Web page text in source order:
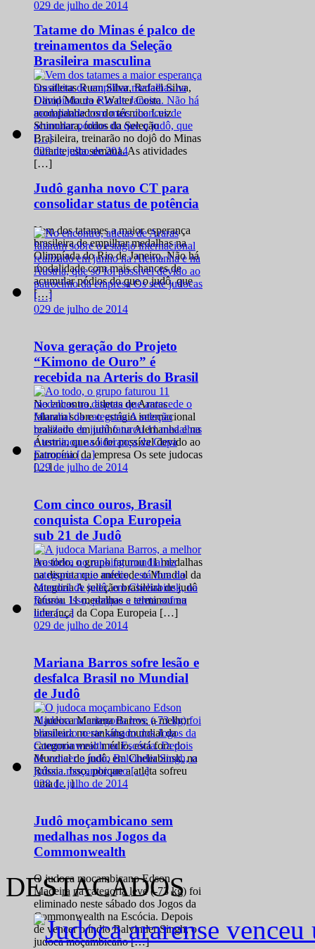
029 de julho de 2014
Tatame do Minas é palco de
treinamentos da Seleção
Brasileira masculina
Os atletas Ruan Silva, Rafael Silva,
David Moura e Walter Costa
acompanhados do técnico Luiz
Shinohara, todos da Seleção
Brasileira, treinarão no dojô do Minas
durante esta semana. As atividades
[…]
029 de julho de 2014
Judô ganha novo CT para
consolidar status de potência
Vem dos tatames a maior esperança
brasileira de empilhar medalhas na
Olimpíada do Rio de Janeiro. Não há
modalidade com mais chances de
acumular pódios do que o judô, que
[…]
029 de julho de 2014
Nova geração do Projeto
“Kimono de Ouro” é
recebida na Arteris do Brasil
No encontro, atletas de Araras
falaram sobre o estágio internacional
realizado em junho na Alemanha e na
Áustria, que só foi possível devido ao
patrocínio da empresa Os sete judocas
[…]
029 de julho de 2014
Com cinco ouros, Brasil
conquista Copa Europeia
sub 21 de Judô
Ao todo, o grupo faturou 11 medalhas
na disputa que antecede o Mundial da
categoria A seleção brasileira de judô
faturou 11 medalhas e terminou na
liderança da Copa Europeia […]
029 de julho de 2014
Mariana Barros sofre lesão e
desfalca Brasil no Mundial
de Judô
A judoca Mariana Barros, a melhor
brasileira no ranking mundial da
categoria meio médio, está fora do
Mundial de judô, em Cheliabinsk, na
Rússia. Isso, porque a atleta sofreu
uma […]
028 de julho de 2014
Judô moçambicano sem
medalhas nos Jogos da
Commonwealth
O judoca moçambicano Edson
Madeira na categoria leve (-73 kg) foi
eliminado neste sábado dos Jogos da
Commonwealth na Escócia. Depois
de vencer o índio Balvinder Singh, o
judoca moçambicano […]
DESTACADOS